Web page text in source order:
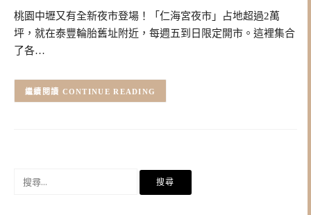
桃園中壢又有全新夜市登場！「仁海宮夜市」占地超過2萬
坪，就在泰豐輪胎舊址附近，每週五到日限定開市。這裡集合
了各…
CONTINUE READING